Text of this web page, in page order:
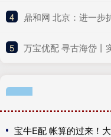
4 鼎和网 北京：进一步扩大
5 万宝优配 寻古海岱丨实探青岛